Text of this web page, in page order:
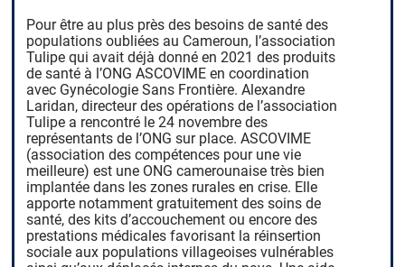
Pour être au plus près des besoins de santé des
populations oubliées au Cameroun, l’association
Tulipe qui avait déjà donné en 2021 des produits
de santé à l’ONG ASCOVIME en coordination
avec Gynécologie Sans Frontière. Alexandre
Laridan, directeur des opérations de l’association
Tulipe a rencontré le 24 novembre des
représentants de l’ONG sur place. ASCOVIME
(association des compétences pour une vie
meilleure) est une ONG camerounaise très bien
implantée dans les zones rurales en crise. Elle
apporte notamment gratuitement des soins de
santé, des kits d’accouchement ou encore des
prestations médicales favorisant la réinsertion
sociale aux populations villageoises vulnérables